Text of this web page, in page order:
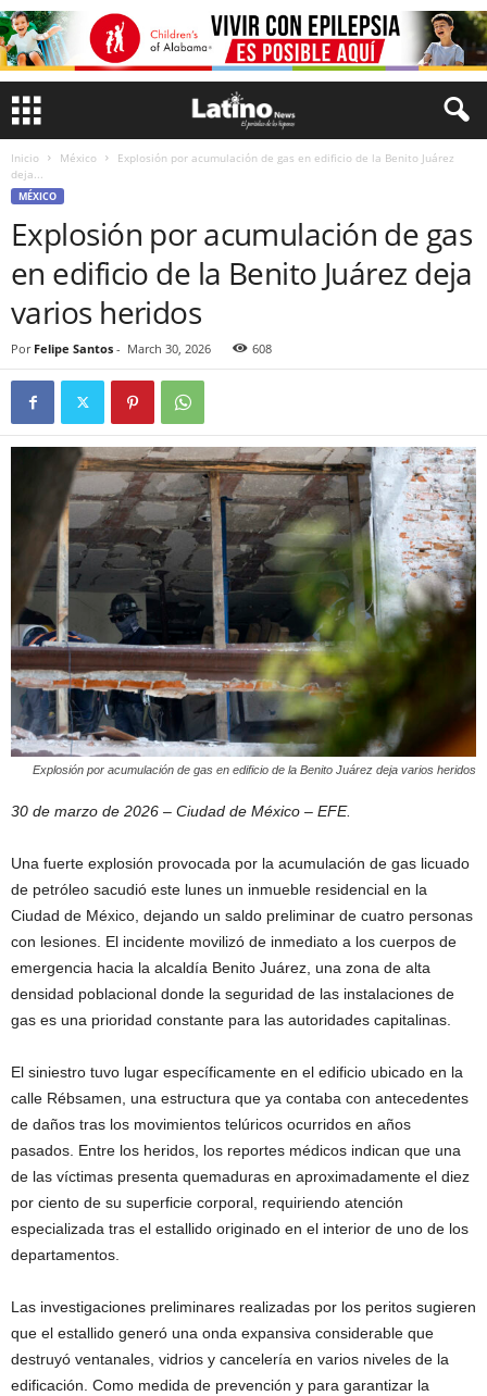
Inicio México
Explosión por acumulación de gas en edificio de la Benito Juárez
deja...
MÉXICO
Explosión por acumulación de gas
en edificio de la Benito Juárez deja
varios heridos
Por Felipe Santos - March 30, 2026 608
Explosión por acumulación de gas en edificio de la Benito Juárez deja varios heridos
30 de marzo de 2026 – Ciudad de México – EFE.
Una fuerte explosión provocada por la acumulación de gas licuado
de petróleo sacudió este lunes un inmueble residencial en la
Ciudad de México, dejando un saldo preliminar de cuatro personas
con lesiones. El incidente movilizó de inmediato a los cuerpos de
emergencia hacia la alcaldía Benito Juárez, una zona de alta
densidad poblacional donde la seguridad de las instalaciones de
gas es una prioridad constante para las autoridades capitalinas.
El siniestro tuvo lugar específicamente en el edificio ubicado en la
calle Rébsamen, una estructura que ya contaba con antecedentes
de daños tras los movimientos telúricos ocurridos en años
pasados. Entre los heridos, los reportes médicos indican que una
de las víctimas presenta quemaduras en aproximadamente el diez
por ciento de su superficie corporal, requiriendo atención
especializada tras el estallido originado en el interior de uno de los
departamentos.
Las investigaciones preliminares realizadas por los peritos sugieren
que el estallido generó una onda expansiva considerable que
destruyó ventanales, vidrios y cancelería en varios niveles de la
edificación. Como medida de prevención y para garantizar la